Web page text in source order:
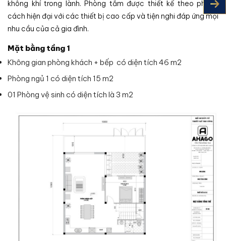
không khí trong lành. Phòng tắm được thiết kế theo phong
cách hiện đại với các thiết bị cao cấp và tiện nghi đáp ứng mọi
nhu cầu của cả gia đình.
Mặt bằng tầng 1
Không gian phòng khách + bếp có diện tích 46 m2
Phòng ngủ 1 có diện tích 15 m2
01 Phòng vệ sinh có diện tích là 3 m2